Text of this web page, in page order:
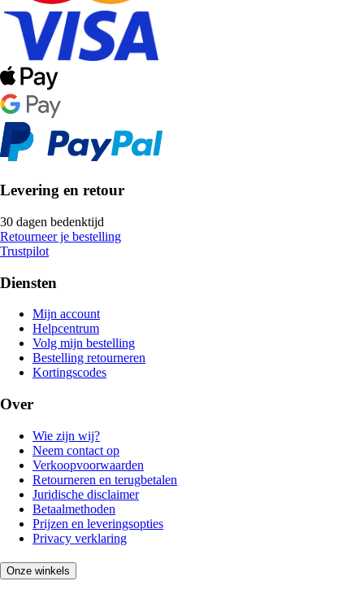
Levering en retour
30 dagen bedenktijd
Retourneer je bestelling
Trustpilot
Diensten
Mijn account
Helpcentrum
Volg mijn bestelling
Bestelling retourneren
Kortingscodes
Over
Wie zijn wij?
Neem contact op
Verkoopvoorwaarden
Retourneren en terugbetalen
Juridische disclaimer
Betaalmethoden
Prijzen en leveringsopties
Privacy verklaring
Onze winkels